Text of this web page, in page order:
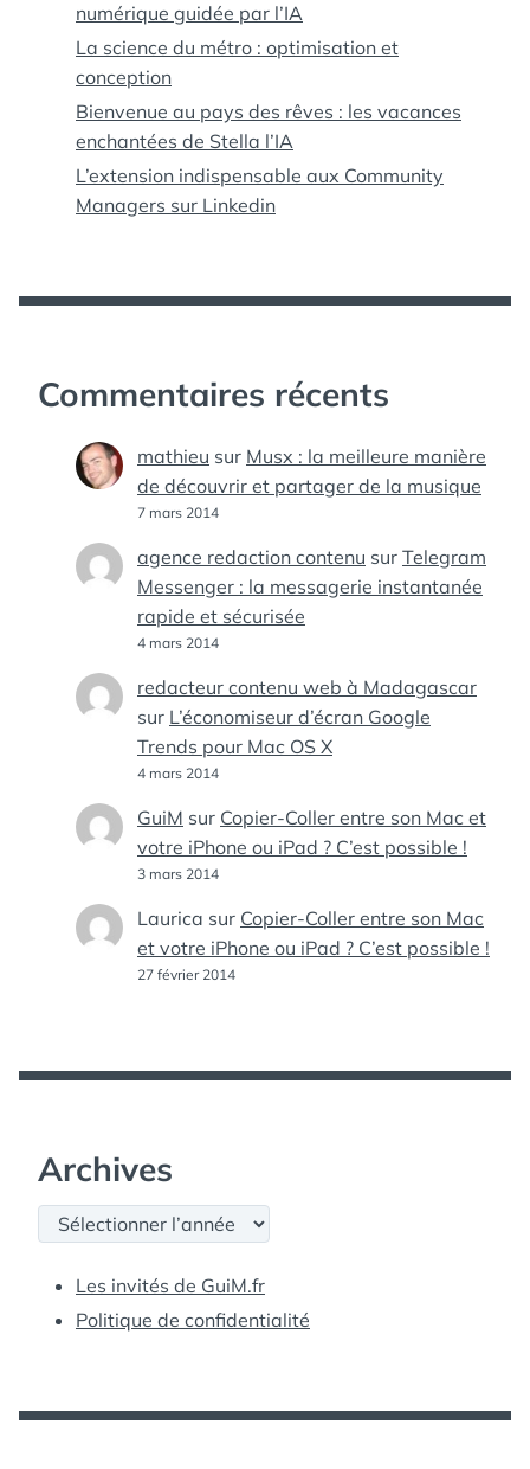
numérique guidée par l’IA
La science du métro : optimisation et
conception
Bienvenue au pays des rêves : les vacances
enchantées de Stella l’IA
L’extension indispensable aux Community
Managers sur Linkedin
Commentaires récents
mathieu sur Musx : la meilleure manière
de découvrir et partager de la musique
7 mars 2014
agence redaction contenu sur Telegram
Messenger : la messagerie instantanée
rapide et sécurisée
4 mars 2014
redacteur contenu web à Madagascar
sur L’économiseur d’écran Google
Trends pour Mac OS X
4 mars 2014
GuiM sur Copier-Coller entre son Mac et
votre iPhone ou iPad ? C’est possible !
3 mars 2014
Laurica sur Copier-Coller entre son Mac
et votre iPhone ou iPad ? C’est possible !
27 février 2014
Archives
Archives
Les invités de GuiM.fr
Politique de confidentialité